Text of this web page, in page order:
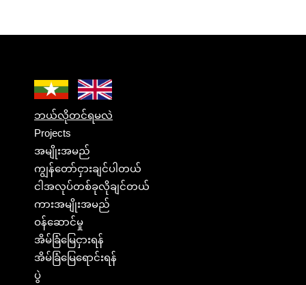
ဘယ်လိုတင်ရမလဲ
Projects
အမျိုးအမည်
ကျွန်တော်ငှားချင်ပါတယ်
ငါအလုပ်တစ်ခုလိုချင်တယ်
ကားအမျိုးအမည်
ဝန်ဆောင်မှု
အိမ်ခြံမြေငှားရန်
အိမ်ခြံမြေရောင်းရန်
ပွဲ